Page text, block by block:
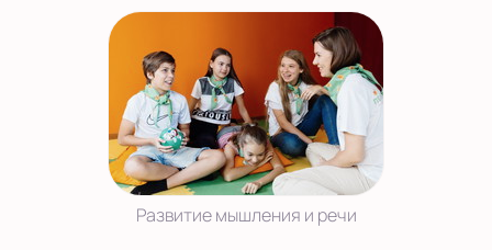
Развитие мышления и речи